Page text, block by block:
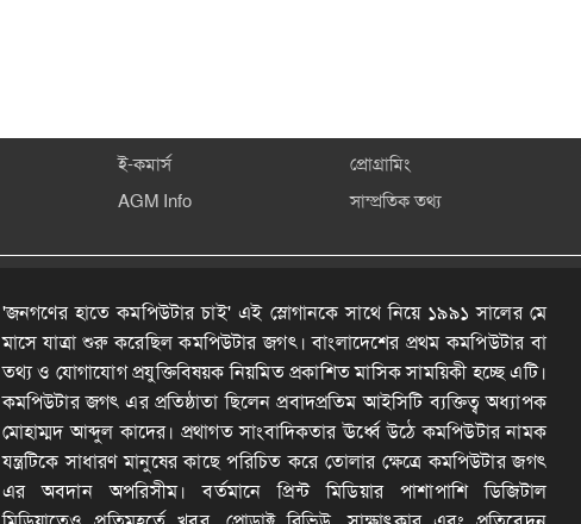
ই-কমার্স প্রোগ্রামিং
AGM Info সাম্প্রতিক তথ্য
'জনগণের হাতে কমপিউটার চাই' এই স্লোগানকে সাথে নিয়ে ১৯৯১ সালের মে
মাসে যাত্রা শুরু করেছিল কমপিউটার জগৎ। বাংলাদেশের প্রথম কমপিউটার বা
তথ্য ও যোগাযোগ প্রযুক্তিবিষয়ক নিয়মিত প্রকাশিত মাসিক সাময়িকী হচ্ছে এটি।
কমপিউটার জগৎ এর প্রতিষ্ঠাতা ছিলেন প্রবাদপ্রতিম আইসিটি ব্যক্তিত্ব অধ্যাপক
মোহাম্মদ আব্দুল কাদের। প্রথাগত সাংবাদিকতার ঊর্ধ্বে উঠে কমপিউটার নামক
যন্ত্রটিকে সাধারণ মানুষের কাছে পরিচিত করে তোলার ক্ষেত্রে কমপিউটার জগৎ
এর অবদান অপরিসীম। বর্তমানে প্রিন্ট মিডিয়ার পাশাপাশি ডিজিটাল